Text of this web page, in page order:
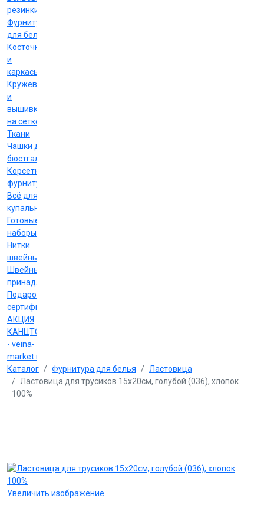
резинки
Фурнитура
для белья
Косточки
и
каркасы
Кружево
и
вышивка
на сетке
Ткани
Чашки для
бюстгальтеров
Корсетная
фурнитура
Всё для
купальников
Готовые
наборы
Нитки
швейные
Швейные
принадлежности
Подарочные
сертификаты
АКЦИЯ
КАНЦТОВАРЫ
- veina-
market.ru
Каталог
Фурнитура для белья
Ластовица
Ластовица для трусиков 15х20см, голубой (036), хлопок
100%
Увеличить изображение